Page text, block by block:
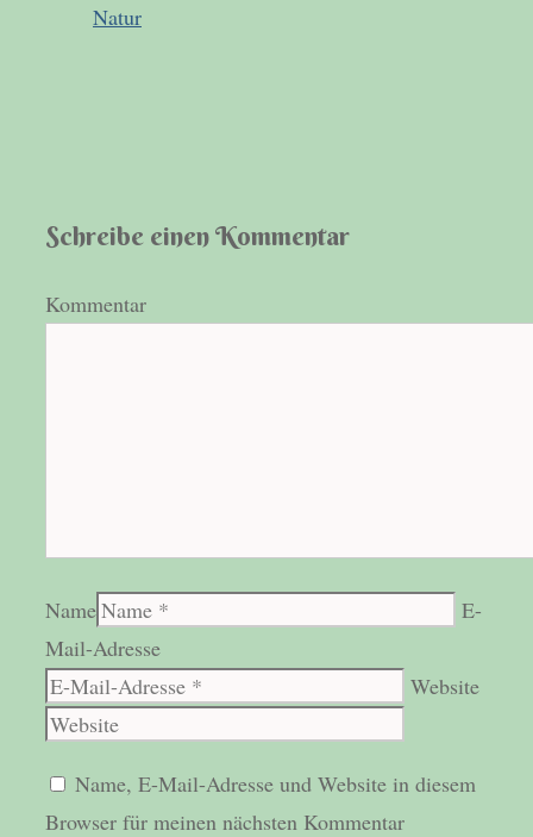
Natur
Schreibe einen Kommentar
Kommentar
Name
E-
Mail-Adresse
Website
Name, E-Mail-Adresse und Website in diesem
Browser für meinen nächsten Kommentar